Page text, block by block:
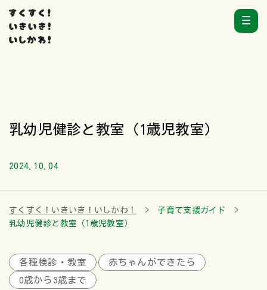
乳幼児健診と教室（1歳児教室）
2024.10.04
すくすく！いきいき！いしかわ！
子育て支援ガイド
乳幼児健診と教室（1歳児教室）
各種検診・教室
赤ちゃんができたら
0歳から3歳まで